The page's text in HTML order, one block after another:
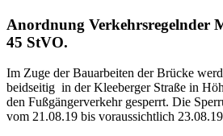
Anordnung Verkehrsregelnder
45 StVO.
Im Zuge der Bauarbeiten der Brücke
beidseitig in der Kleeberger Straße in
den Fußgängerverkehr gesperrt. Die
vom 21.08.19 bis voraussichtlich